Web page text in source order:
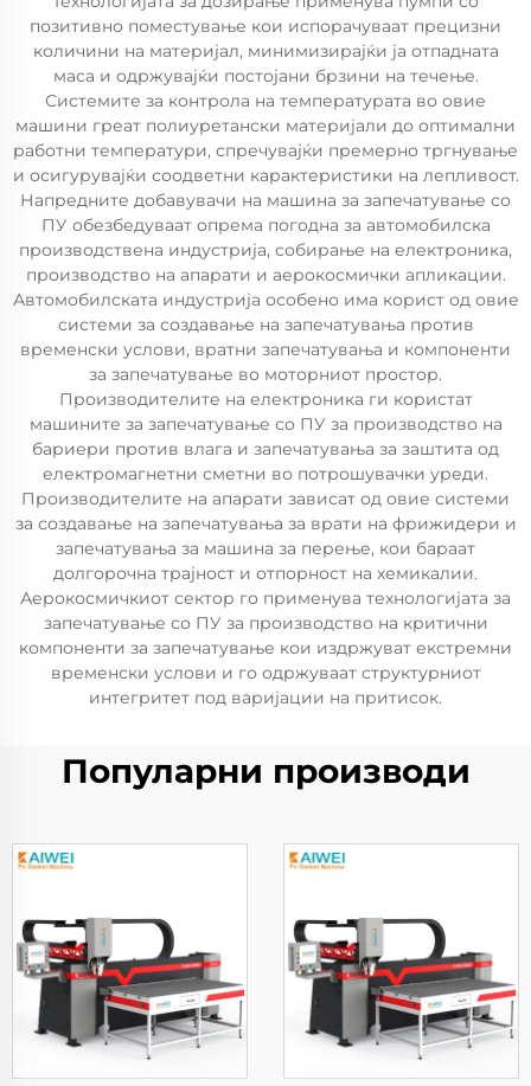
позитивно поместување кои испорачуваат прецизни
количини на материјал, минимизирајќи ја отпадната
маса и одржувајќи постојани брзини на течење.
Системите за контрола на температурата во овие
машини греат полиуретански материјали до оптимални
работни температури, спречувајќи премерно тргнување
и осигурувајќи соодветни карактеристики на лепливост.
Напредните добавувачи на машина за запечатување со
ПУ обезбедуваат опрема погодна за автомобилска
производствена индустрија, собирање на електроника,
производство на апарати и аерокосмички апликации.
Автомобилската индустрија особено има корист од овие
системи за создавање на запечатувања против
временски услови, вратни запечатувања и компоненти
за запечатување во моторниот простор.
Производителите на електроника ги користат
машините за запечатување со ПУ за производство на
бариери против влага и запечатувања за заштита од
електромагнетни сметни во потрошувачки уреди.
Производителите на апарати зависат од овие системи
за создавање на запечатувања за врати на фрижидери и
запечатувања за машина за перење, кои бараат
долгорочна трајност и отпорност на хемикалии.
Аерокосмичкиот сектор го применува технологијата за
запечатување со ПУ за производство на критични
компоненти за запечатување кои издржуват екстремни
временски услови и го одржуваат структурниот
интегритет под варијации на притисок.
Популарни производи